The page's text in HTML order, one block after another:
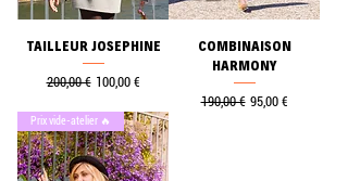
TAILLEUR JOSEPHINE
Prix original
200,00 € Prix promotionnel
100,00 €
COMBINAISON
HARMONY
Prix original
190,00 € Prix promotionnel
95,00 €
Prix vide-atelier 🔥